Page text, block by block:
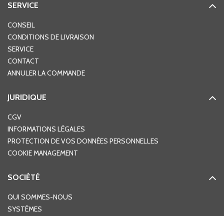
SERVICE
CONSEIL
CONDITIONS DE LIVRAISON
SERVICE
CONTACT
ANNULER LA COMMANDE
JURIDIQUE
CGV
INFORMATIONS LÉGALES
PROTECTION DE VOS DONNÉES PERSONNELLES
COOKIE MANAGEMENT
SOCIÉTÉ
QUI SOMMES-NOUS
SYSTÈMES